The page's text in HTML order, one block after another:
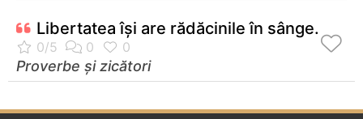
Libertatea îşi are rădăcinile în sânge.
Proverbe și zicători